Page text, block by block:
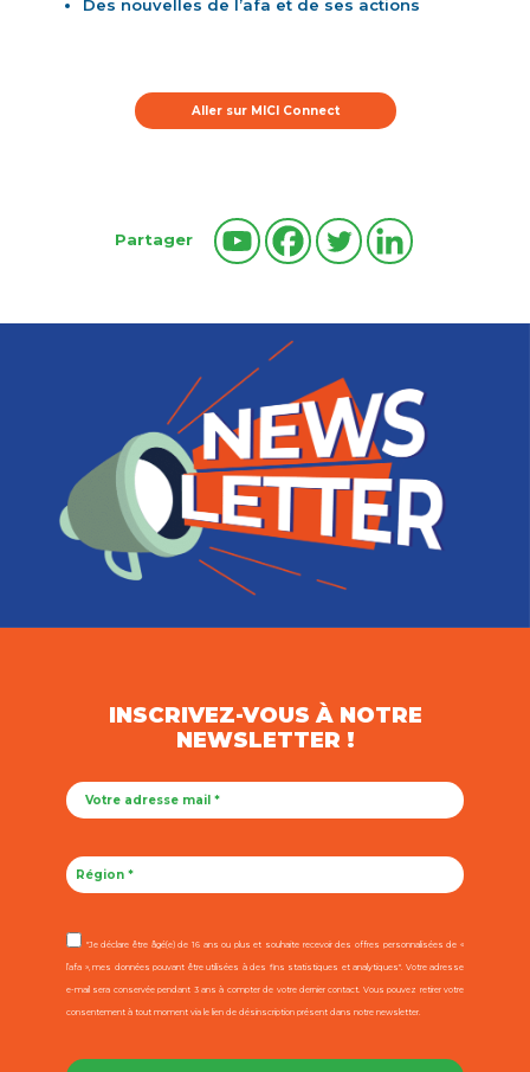
Des nouvelles de l’afa et de ses actions
Aller sur MICI Connect
Partager
INSCRIVEZ-VOUS À NOTRE
NEWSLETTER !
"Je déclare être âgé(e) de 16 ans ou plus et souhaite recevoir des offres personnalisées de «
l’afa », mes données pouvant être utilisées à des fins statistiques et analytiques". Votre adresse
e-mail sera conservée pendant 3 ans à compter de votre dernier contact. Vous pouvez retirer votre
consentement à tout moment via le lien de désinscription présent dans notre newsletter.